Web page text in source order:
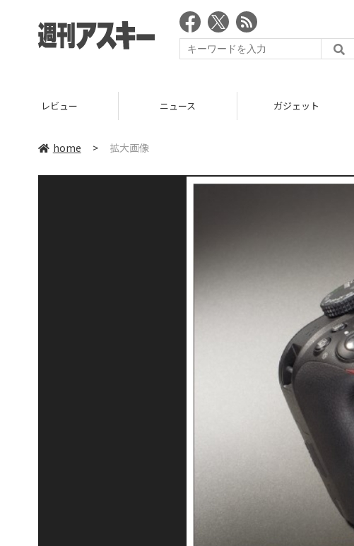
レビュー ニュース ガジェット
home > 拡大画像